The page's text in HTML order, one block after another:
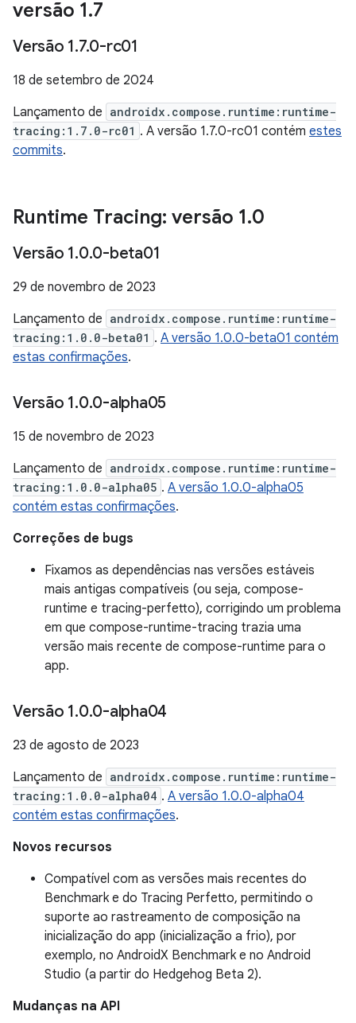
versão 1.7
Versão 1.7.0-rc01
18 de setembro de 2024
Lançamento de androidx.compose.runtime:runtime-
tracing:1.7.0-rc01 . A versão 1.7.0-rc01 contém estes
commits.
Runtime Tracing: versão 1.0
Versão 1.0.0-beta01
29 de novembro de 2023
Lançamento de androidx.compose.runtime:runtime-
tracing:1.0.0-beta01 . A versão 1.0.0-beta01 contém
estas confirmações.
Versão 1.0.0-alpha05
15 de novembro de 2023
Lançamento de androidx.compose.runtime:runtime-
tracing:1.0.0-alpha05 . A versão 1.0.0-alpha05
contém estas confirmações.
Correções de bugs
Fixamos as dependências nas versões estáveis
mais antigas compatíveis (ou seja, compose-
runtime e tracing-perfetto), corrigindo um problema
em que compose-runtime-tracing trazia uma
versão mais recente de compose-runtime para o
app.
Versão 1.0.0-alpha04
23 de agosto de 2023
Lançamento de androidx.compose.runtime:runtime-
tracing:1.0.0-alpha04 . A versão 1.0.0-alpha04
contém estas confirmações.
Novos recursos
Compatível com as versões mais recentes do
Benchmark e do Tracing Perfetto, permitindo o
suporte ao rastreamento de composição na
inicialização do app (inicialização a frio), por
exemplo, no AndroidX Benchmark e no Android
Studio (a partir do Hedgehog Beta 2).
Mudanças na API